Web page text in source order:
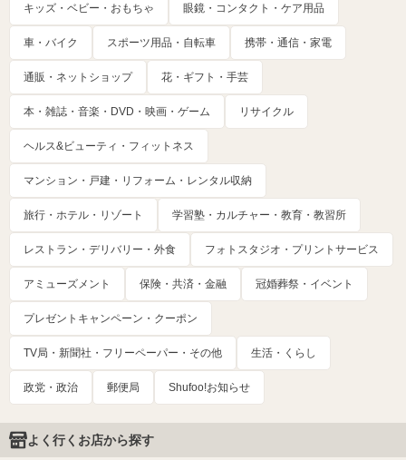
キッズ・ベビー・おもちゃ 眼鏡・コンタクト・ケア用品
車・バイク スポーツ用品・自転車 携帯・通信・家電
通販・ネットショップ 花・ギフト・手芸
本・雑誌・音楽・DVD・映画・ゲーム リサイクル
ヘルス&ビューティ・フィットネス
マンション・戸建・リフォーム・レンタル収納
旅行・ホテル・リゾート 学習塾・カルチャー・教育・教習所
レストラン・デリバリー・外食 フォトスタジオ・プリントサービス
アミューズメント 保険・共済・金融 冠婚葬祭・イベント
プレゼントキャンペーン・クーポン
TV局・新聞社・フリーペーパー・その他 生活・くらし
政党・政治 郵便局 Shufoo!お知らせ
よく行くお店から探す